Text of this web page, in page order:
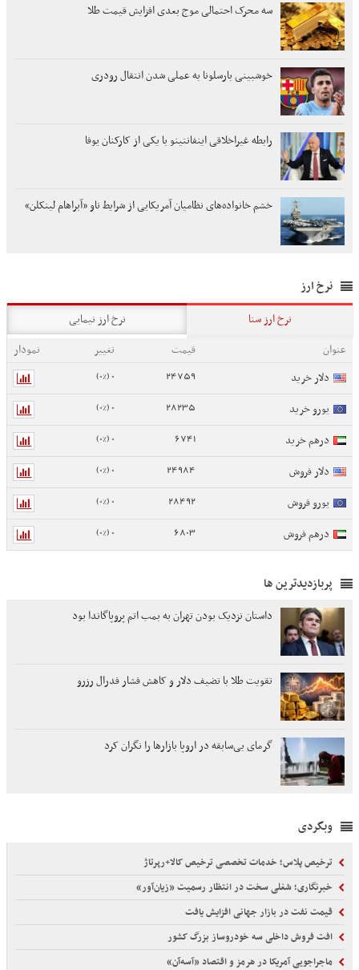
سه محرک احتمالی موج بعدی افزایش قیمت طلا
خوشبینی بارسلونا به عملی شدن انتقال رودری
رابطه غیراخلاقی اینفانتینو با یکی از کارکنان یوفا
خشم خانواده‌های نظامیان آمریکایی از شرایط ناو «آبراهام لینکلن»
نرخ ارز
نرخ ارز سنا
نرخ ارز نیمایی
عنوان
قیمت تغییر
نمودار
دلار خرید
24759
0 (0%)
یورو خرید 28235
0 (0%)
درهم خرید 6741
0 (0%)
دلار فروش 24984
0 (0%)
یورو فروش 28492
0 (0%)
درهم فروش 6803
0 (0%)
پربازدیدترین ها
داستان نزدیک بودن تهران به بمب اتم پروپاگاندا بود
تقویت طلا با تضیف دلار و کاهش فشار فدرال رزرو
گرمای بی‌سابقه در اروپا بازارها را نگران کرد
وبگردی
ترخیص پلاس؛ خدمات تخصصی ترخیص کالا+رپرتاژ
خبرنگاری؛ شغلی سخت در انتظار رسمیت «زیان‌آور»
قیمت نفت در بازار جهانی افزایش یافت
افت فروش داخلی سه خودروساز بزرگ کشور
ماجراجویی آمریکا در هرمز و اقتصاد «آسه‌آن»